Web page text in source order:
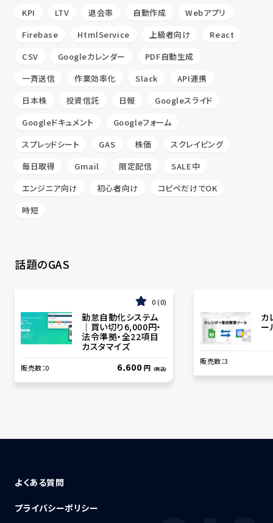
KPI
LTV 退会率 自動作成
Webアプリ
Firebase
HtmlService 上級者向け
React
CSV
Googleカレンダー
PDF自動生成
一斉送信
作業効率化 Slack
API連携
日本株
投資信託 日報
Googleスライド
Googleドキュメント
Googleフォーム
スプレッドシート
GAS 株価
スクレイピング
毎日取得
Gmail 限定配信
SALE中
エンジニア向け
初心者向け
コピペだけでOK
時短
話題のGAS
0 0
勤怠自動化システム
｜買い切り6,000円・
法令準拠・全22項目
カスタマイズ
販売数：0 6,600 円 (税込)
カ
ー
販売数：3
よくある質問
プライバシーポリシー